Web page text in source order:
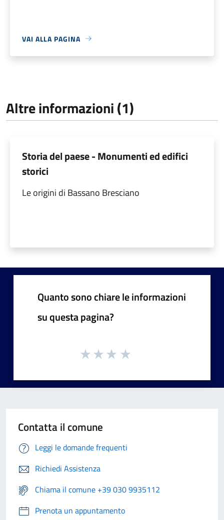
VAI ALLA PAGINA
Altre informazioni (1)
Storia del paese - Monumenti ed edifici
storici
Le origini di Bassano Bresciano
Quanto sono chiare le informazioni
su questa pagina?
Contatta il comune
Leggi le domande frequenti
Richiedi Assistenza
Chiama il comune +39 030 9935112
Prenota un appuntamento